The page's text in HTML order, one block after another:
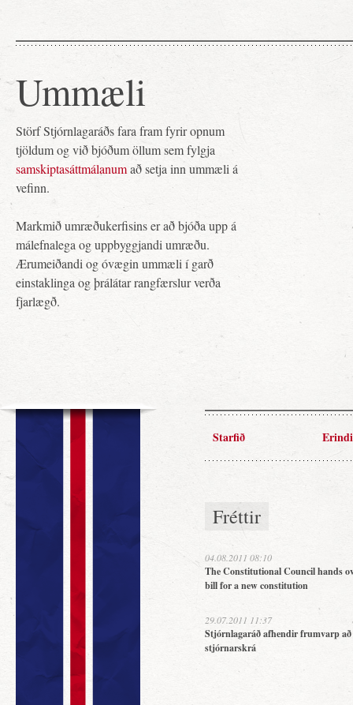
Ummæli
Störf Stjórnlagaráðs fara fram fyrir opnum
tjöldum og við bjóðum öllum sem fylgja
samskiptasáttmálanumað setja inn ummæli á
vefinn.
Markmið umræðukerfisins er að bjóða upp á
málefnalega og uppbyggjandi umræðu.
Ærumeiðandi og óvægin ummæli í garð
einstaklinga og þrálátar rangfærslur verða
fjarlægð.
Starfið Erindi
Fréttir
04.08.2011 08:10
The Constitutional Council hands
bill for a new constitution
29.07.2011 11:37
Stjórnlagaráð afhendir frumvarp
stjórnarskrá